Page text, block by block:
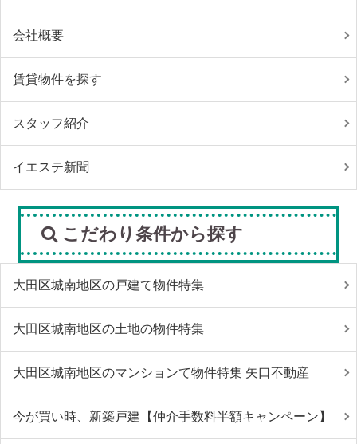
会社概要
賃貸物件を探す
スタッフ紹介
イエステ新聞
こだわり条件から探す
大田区城南地区の戸建て物件特集
大田区城南地区の土地の物件特集
大田区城南地区のマンションて物件特集 矢口不動産
今が買い時、新築戸建【仲介手数料半額キャンペーン】